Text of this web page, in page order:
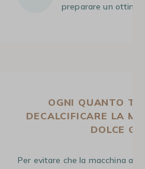
preparare un ottimo
OGNI QUANTO
DECALCIFICARE LA
DOLCE
Per evitare che la macchina